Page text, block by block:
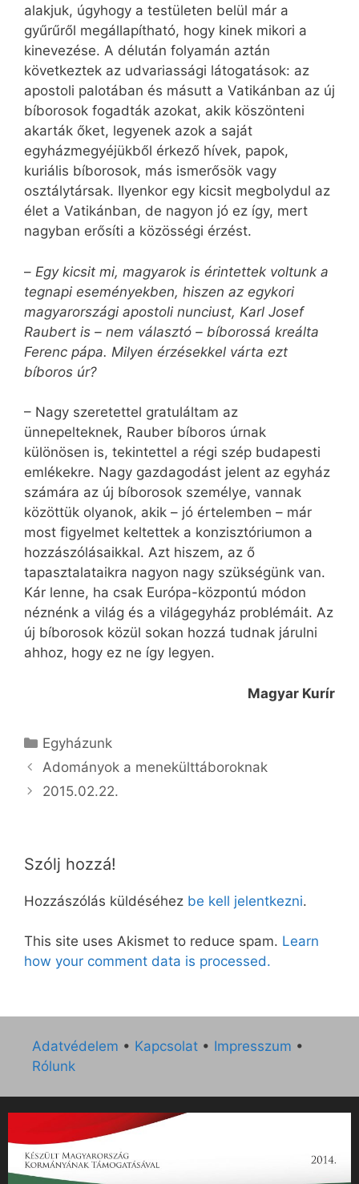
alakjuk, úgyhogy a testületen belül már a
gyűrűről megállapítható, hogy kinek mikori a
kinevezése. A délután folyamán aztán
következtek az udvariassági látogatások: az
apostoli palotában és másutt a Vatikánban az új
bíborosok fogadták azokat, akik köszönteni
akarták őket, legyenek azok a saját
egyházmegyéjükből érkező hívek, papok,
kuriális bíborosok, más ismerősök vagy
osztálytársak. Ilyenkor egy kicsit megbolydul az
élet a Vatikánban, de nagyon jó ez így, mert
nagyban erősíti a közösségi érzést.
– Egy kicsit mi, magyarok is érintettek voltunk a
tegnapi eseményekben, hiszen az egykori
magyarországi apostoli nunciust, Karl Josef
Raubert is – nem választó – bíborossá kreálta
Ferenc pápa. Milyen érzésekkel várta ezt
bíboros úr?
– Nagy szeretettel gratuláltam az
ünnepelteknek, Rauber bíboros úrnak
különösen is, tekintettel a régi szép budapesti
emlékekre. Nagy gazdagodást jelent az egyház
számára az új bíborosok személye, vannak
közöttük olyanok, akik – jó értelemben – már
most figyelmet keltettek a konzisztóriumon a
hozzászólásaikkal. Azt hiszem, az ő
tapasztalataikra nagyon nagy szükségünk van.
Kár lenne, ha csak Európa-központú módon
néznénk a világ és a világegyház problémáit. Az
új bíborosok közül sokan hozzá tudnak járulni
ahhoz, hogy ez ne így legyen.
Magyar Kurír
Kategória
Egyházunk
Adományok a menekülttáboroknak
2015.02.22.
Szólj hozzá!
Hozzászólás küldéséhez be kell jelentkezni.
This site uses Akismet to reduce spam. Learn
how your comment data is processed.
Adatvédelem • Kapcsolat • Impresszum •
Rólunk